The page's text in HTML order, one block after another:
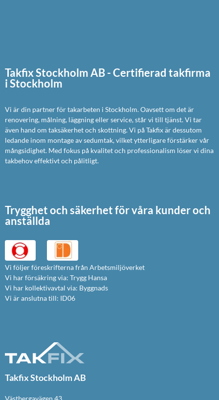
Takfix Stockholm AB - Certifierad takfirma
i Stockholm
Vi är din partner för takarbeten i Stockholm. Oavsett om det är
renovering, målning, läggning eller service, står vi till tjänst. Vi tar
även hand om taksäkerhet och skottning. Vi på Takfix är dessutom
ledande inom montage av sedumtak, vilket ytterligare förstärker vår
mångsidighet. Med fokus på kvalitet och professionalism löser vi dina
takbehov effektivt och pålitligt.
Trygghet och säkerhet för våra kunder och
anställda
Vi följer föreskrifterna från Arbetsmiljöverket
Vi har försäkring via: Trygg Hansa
Vi har kollektivavtal via: Byggnads
Vi är anslutna till: ID06
Takfix Stockholm AB
Västbergavägen 43